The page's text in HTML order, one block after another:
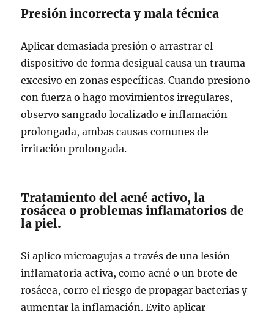
Presión incorrecta y mala técnica
Aplicar demasiada presión o arrastrar el
dispositivo de forma desigual causa un trauma
excesivo en zonas específicas. Cuando presiono
con fuerza o hago movimientos irregulares,
observo sangrado localizado e inflamación
prolongada, ambas causas comunes de
irritación prolongada.
Tratamiento del acné activo, la
rosácea o problemas inflamatorios de
la piel.
Si aplico microagujas a través de una lesión
inflamatoria activa, como acné o un brote de
rosácea, corro el riesgo de propagar bacterias y
aumentar la inflamación. Evito aplicar